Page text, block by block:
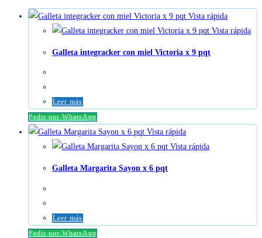
Vista rápida
Vista rápida
Galleta integracker con miel Victoria x 9 pqt
Leer más
Pedir por WhatsApp
Vista rápida
Vista rápida
Galleta Margarita Sayon x 6 pqt
Leer más
Pedir por WhatsApp